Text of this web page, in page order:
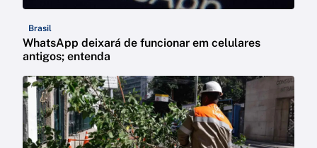
Brasil
WhatsApp deixará de funcionar em celulares
antigos; entenda